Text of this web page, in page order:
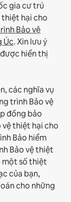
gia cư trú
thiệt hại cho
Bảo vệ
Úc. Xin lưu ý
hiển thị
các nghĩa vụ
trình Bảo vệ
đồng bảo
vệ thiệt hại cho
Bảo hiểm
Bảo vệ thiệt
một số thiệt
của bạn,
cho những